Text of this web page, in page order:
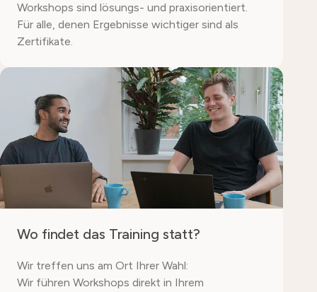
Workshops sind lösungs- und praxisorientiert.
Für alle, denen Ergebnisse wichtiger sind als
Zertifikate.
Wo findet das Training statt?
Wir treffen uns am Ort Ihrer Wahl:
Wir führen Workshops direkt in Ihrem